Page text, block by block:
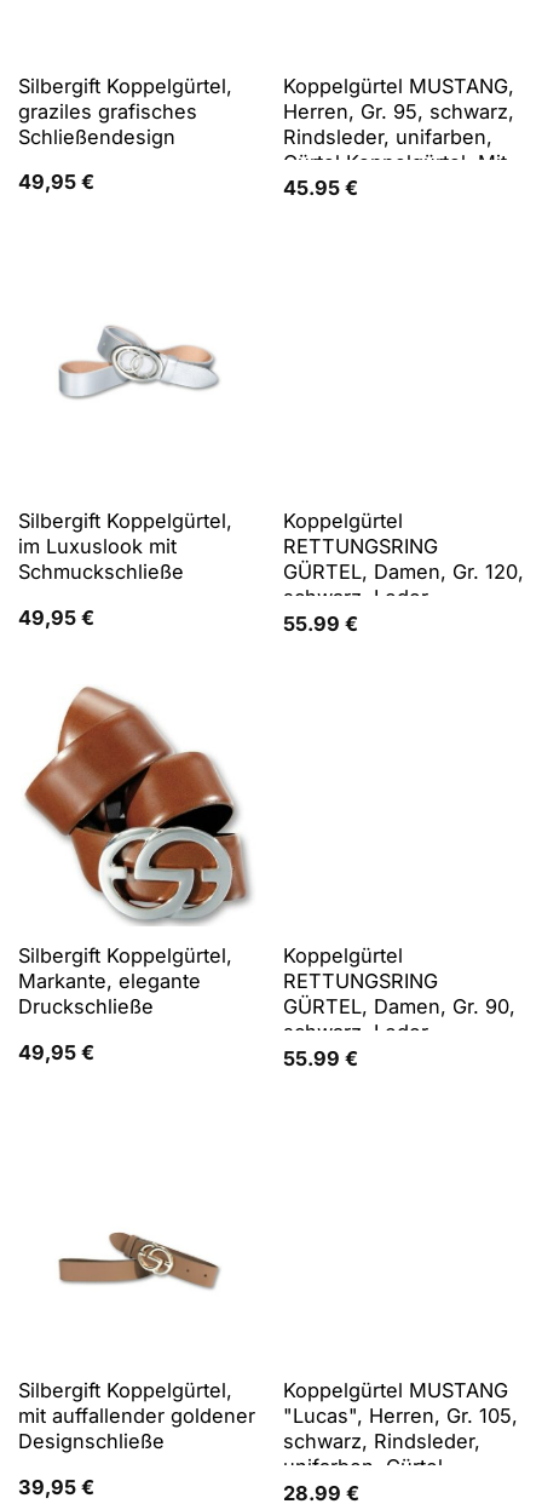
Silbergift Koppelgürtel,
graziles grafisches
Schließendesign
49,95 €
Koppelgürtel MUSTANG,
Herren, Gr. 95, schwarz,
Rindsleder, unifarben,
Gürtel Koppelgürtel, Mit
charakteristischer
45.95 €
Silbergift Koppelgürtel,
im Luxuslook mit
Schmuckschließe
49,95 €
Koppelgürtel
RETTUNGSRING
GÜRTEL, Damen, Gr. 120,
schwarz, Leder,
unifarben, Gürtel
55.99 €
Silbergift Koppelgürtel,
Markante, elegante
Druckschließe
49,95 €
Koppelgürtel
RETTUNGSRING
GÜRTEL, Damen, Gr. 90,
schwarz, Leder,
unifarben, Gürtel
55.99 €
Silbergift Koppelgürtel,
mit auffallender goldener
Designschließe
39,95 €
Koppelgürtel MUSTANG
"Lucas", Herren, Gr. 105,
schwarz, Rindsleder,
unifarben, Gürtel
Koppelgürtel, mit
28.99 €